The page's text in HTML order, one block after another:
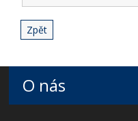
Zpět
O nás